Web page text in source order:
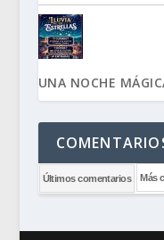
UNA NOCHE
Últimos comentarios Más